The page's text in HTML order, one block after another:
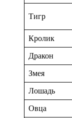
Тигр
Кролик
Дракон
Змея
Лошадь
Овца